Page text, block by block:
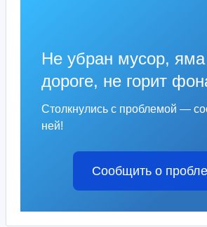
Не убран мусор,
дороге, не горит
Столкнулись с проблемой —
ней!
Сообщить о